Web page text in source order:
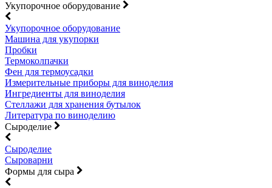
Укупорочное оборудование
Укупорочное оборудование
Машина для укупорки
Пробки
Термоколпачки
Фен для термоусадки
Измерительные приборы для виноделия
Ингредиенты для виноделия
Стеллажи для хранения бутылок
Литература по виноделию
Сыроделие
Сыроделие
Сыроварни
Формы для сыра